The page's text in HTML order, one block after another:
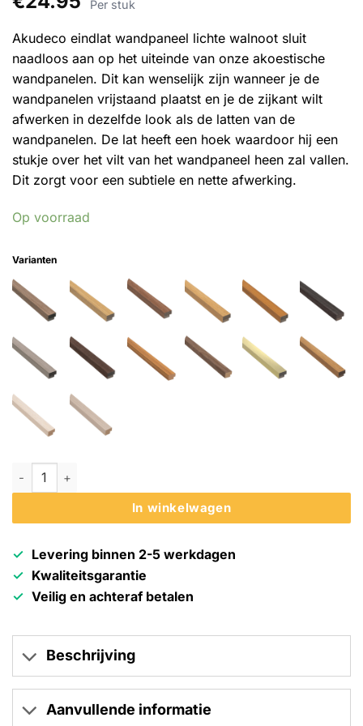
klantbeoordelingen
Per stuk
Akudeco eindlat wandpaneel lichte walnoot sluit
naadloos aan op het uiteinde van onze akoestische
wandpanelen. Dit kan wenselijk zijn wanneer je de
wandpanelen vrijstaand plaatst en je de zijkant wilt
afwerken in dezelfde look als de latten van de
wandpanelen. De lat heeft een hoek waardoor hij een
stukje over het vilt van het wandpaneel heen zal vallen.
Dit zorgt voor een subtiele en nette afwerking.
Op voorraad
Varianten
Akudeco® Eindlat akoestisch wandpaneel - Lichte walnoot -
In winkelwagen
Levering binnen 2-5 werkdagen
Kwaliteitsgarantie
Veilig en achteraf betalen
Beschrijving
Aanvullende informatie